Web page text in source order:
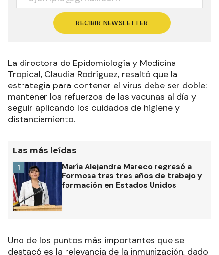
RECIBIR NEWSLETTER
La directora de Epidemiología y Medicina
Tropical, Claudia Rodríguez, resaltó que la
estrategia para contener el virus debe ser doble:
mantener los refuerzos de las vacunas al día y
seguir aplicando los cuidados de higiene y
distanciamiento.
Las más leídas
María Alejandra Mareco regresó a
Formosa tras tres años de trabajo y
formación en Estados Unidos
1
Uno de los puntos más importantes que se
destacó es la relevancia de la inmunización, dado